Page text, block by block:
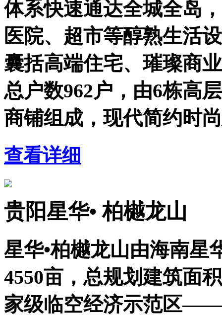
体系快速通达全城全岛
医院、超市等醇熟生活
囊括高端住宅、璀璨商
总户数962户，由6栋高
商铺组成，现代简约时
查看详细
贵阳星华• 柏樾龙山
星华•柏樾龙山由海南星
4550亩，总规划建筑面
家级临空经济示范区——